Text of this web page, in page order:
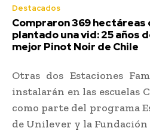
Destacados
Compraron 369 hectáreas
plantado una vid: 25 años
mejor Pinot Noir de Chile
Otras dos Estaciones
instalarán en las escuelas
como parte del programa
de Unilever y la Fundación